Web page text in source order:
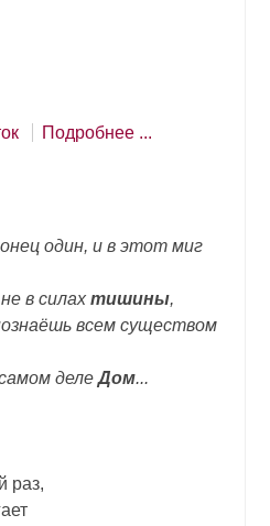
Подробнее ...
один, и в этот миг
силахтишины,
всем существом
делеДом...
раз,